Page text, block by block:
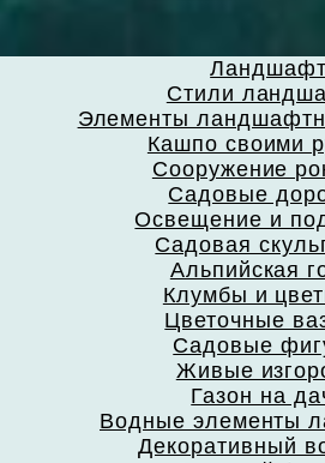
Ландшафт
Стили
Элементы
Кашпо своими
Сооружение
Садовые
Освещение и
Садовая
Альпийская
Клумбы и
Цветочные
Садовые
Живые
Газон на
Водные элементы
Декоративный